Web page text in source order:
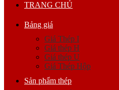
TRANG CHỦ
Bảng giá
Giá Thép I
Giá thép H
Giá thép U
Giá Thép Hộp
Sản phẩm thép